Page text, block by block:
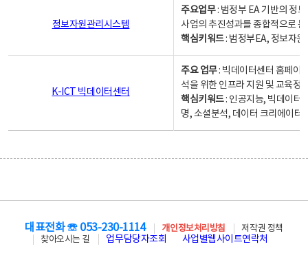
정보자원관리시스템
주요업무: 범정부 EA 기반의 정
사업의 추진성과를 종합적으로
핵심키워드: 범정부EA, 정보자
K-ICT 빅데이터센터
주요 업무: 빅데이터센터 홈페이
석을 위한 인프라 지원 및 교육정
핵심키워드: 인공지능, 빅데이터,
명, 소셜분석, 데이터 크리에이터
대표전화 ☏ 053-230-1114 개인정보처리방침
저작권 정책
찾아오시는 길
업무담당자조회 사업별웹사이트연락처